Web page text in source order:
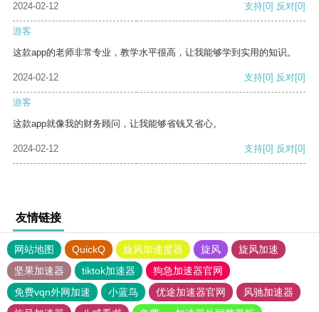
2024-02-12 支持[0] 反对[0]
游客
这款app的老师非常专业，教学水平很高，让我能够学到实用的知识。
2024-02-12 支持[0] 反对[0]
游客
这款app就像我的财务顾问，让我能够省钱又省心。
2024-02-12 支持[0] 反对[0]
友情链接
网站地图 QuickQ 旋风加速度器 旋风
旋风加速
坚果加速器
tiktok加速器
狗急加速器官网
免费vqn外网加速
小蓝鸟 优途加速器官网
风驰加速器